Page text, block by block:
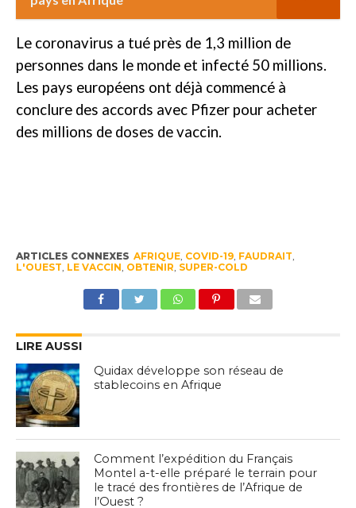
Le coronavirus a tué près de 1,3 million de
personnes dans le monde et infecté 50 millions.
Les pays européens ont déjà commencé à
conclure des accords avec Pfizer pour acheter
des millions de doses de vaccin.
ARTICLES CONNEXES AFRIQUE, COVID-19, FAUDRAIT,
L'OUEST, LE VACCIN, OBTENIR, SUPER-COLD
LIRE AUSSI
Quidax développe son réseau de
stablecoins en Afrique
Comment l’expédition du Français
Montel a-t-elle préparé le terrain pour
le tracé des frontières de l’Afrique de
l’Ouest ?